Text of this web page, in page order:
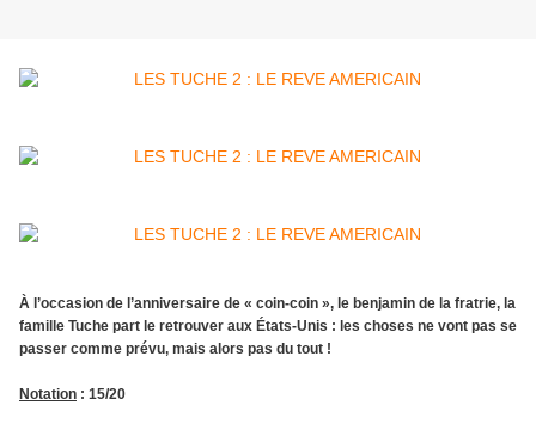
À l’occasion de l’anniversaire de « coin-coin », le benjamin de la fratrie, la
famille Tuche part le retrouver aux États-Unis : les choses ne vont pas se
passer comme prévu, mais alors pas du tout !
Notation : 15/20